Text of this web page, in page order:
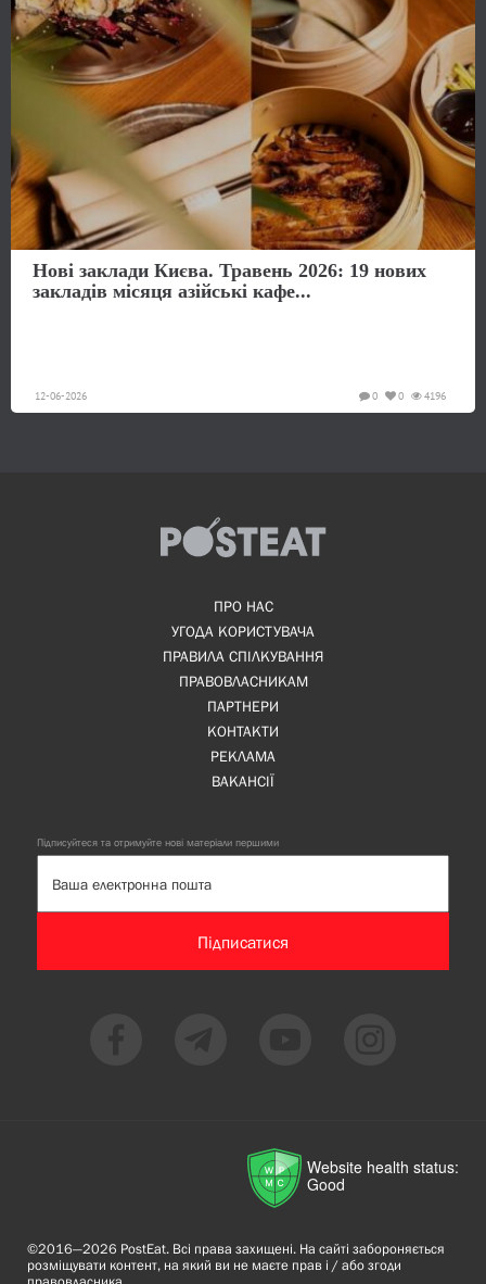
Нові заклади Києва. Травень 2026: 19 нових
закладів місяця азійські кафе...
12-06-2026 4196
0
0
ПРО НАС
УГОДА КОРИСТУВАЧА
ПРАВИЛА СПІЛКУВАННЯ
ПРАВОВЛАСНИКАМ
ПАРТНЕРИ
КОНТАКТИ
РЕКЛАМА
ВАКАНСІЇ
Підписуйтеся та отримуйте нові матеріали першими
Підписатися
Website health status:
Good
©2016—2026 PostEat. Всі права захищені. На сайті забороняється
розміщувати контент, на який ви не маєте прав і / або згоди